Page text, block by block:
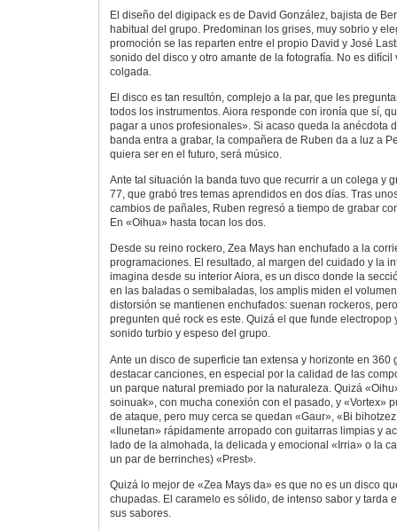
El diseño del digipack es de David González, bajista de
habitual del grupo. Predominan los grises, muy sobrio y
promoción se las reparten entre el propio David y José
sonido del disco y otro amante de la fotografía. No es difícil
colgada.
El disco es tan resultón, complejo a la par, que les
todos los instrumentos. Aiora responde con ironía que sí,
pagar a unos profesionales». Si acaso queda la anécdota
banda entra a grabar, la compañera de Ruben da a luz a
quiera ser en el futuro, será músico.
Ante tal situación la banda tuvo que recurrir a un colega y
77, que grabó tres temas aprendidos en dos días. Tras
cambios de pañales, Ruben regresó a tiempo de grabar
En «Oihua» hasta tocan los dos.
Desde su reino rockero, Zea Mays han enchufado a la
programaciones. El resultado, al margen del cuidado y la
imagina desde su interior Aiora, es un disco donde la
en las baladas o semibaladas, los amplis miden el
distorsión se mantienen enchufados: suenan rockeros,
pregunten qué rock es este. Quizá el que funde electropop
sonido turbio y espeso del grupo.
Ante un disco de superficie tan extensa y horizonte en 360
destacar canciones, en especial por la calidad de las
un parque natural premiado por la naturaleza. Quizá
soinuak», con mucha conexión con el pasado, y «Vortex»
de ataque, pero muy cerca se quedan «Gaur», «Bi
«Ilunetan» rápidamente arropado con guitarras limpias y
lado de la almohada, la delicada y emocional «Irria» o la
un par de berrinches) «Prest».
Quizá lo mejor de «Zea Mays da» es que no es un disco
chupadas. El caramelo es sólido, de intenso sabor y tarda
sus sabores.